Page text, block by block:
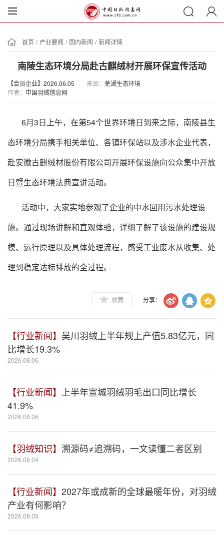
首页 / 产业要闻 / 国内新闻 / 新闻详情
南陵生态环境分局赴古麒绒材开展环保宣传活动
【会员企业】2026.06.05 来源： 芜湖生态环境
作者： 中国羽绒信息网
6月3日上午，在第54个世界环境日到来之际，南陵县生
态环境分局携手相关单位、各镇环保站以及涉水企业代表，
赴安徽古麒绒材股份有限公司开展环保设施向公众集中开放
日暨生态环境法典宣讲活动。
活动中，大家实地参观了企业的中水回用污水处理设
施。通过现场讲解和直观体验，详细了解了该设施的建设规
模、运行原理以及具体处理流程，感受工业废水从收集、处
理到稳定达标排放的全过程。
收藏 分享：
【行业新闻】 吴川羽绒上半年规上产值5.83亿元，同
比增长19.3%
2026.08.06
【行业新闻】
上半年宣城羽绒羽毛出口同比增长
41.9%
2026.08.06
【羽绒知识】 溯源码≠追溯码，一文读懂二者区别
2026.08.04
【行业新闻】 2027年或成新的全球最暖年份，对羽绒
产业有何影响？
2026.08.03